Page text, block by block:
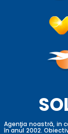
Agenţia noastră, in
în anul 2002.